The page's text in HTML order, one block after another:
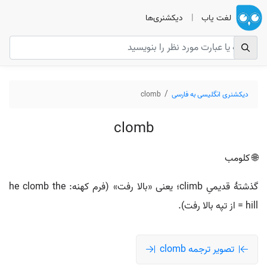
لغت یاب | دیکشنری‌ها
دیکشنری انگلیسی به فارسی clomb
clomb
🌐 کلومب
گذشتهٔ قدیمیِ climb؛ یعنی «بالا رفت» (فرم کهنه: he clomb the
hill = از تپه بالا رفت).
تصویر ترجمه clomb